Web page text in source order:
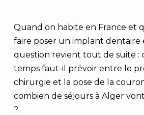
Quand on habite en France et
faire poser un implant dentaire
question revient tout de suite :
temps faut-il prévoir entre le
chirurgie et la pose de la
combien de séjours à Alger
?